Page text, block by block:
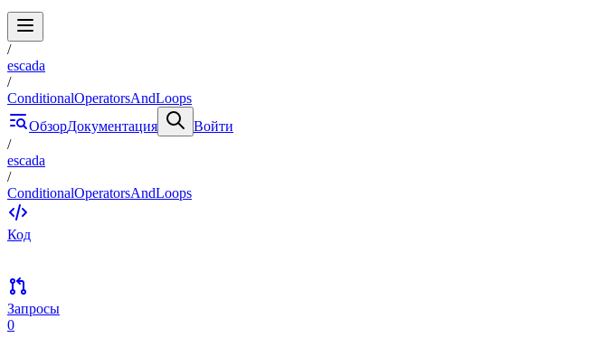
/
escada
/
ConditionalOperatorsAndLoops
ОбзорДокументация
Войти
/
escada
/
ConditionalOperatorsAndLoops
Код
Запросы
0